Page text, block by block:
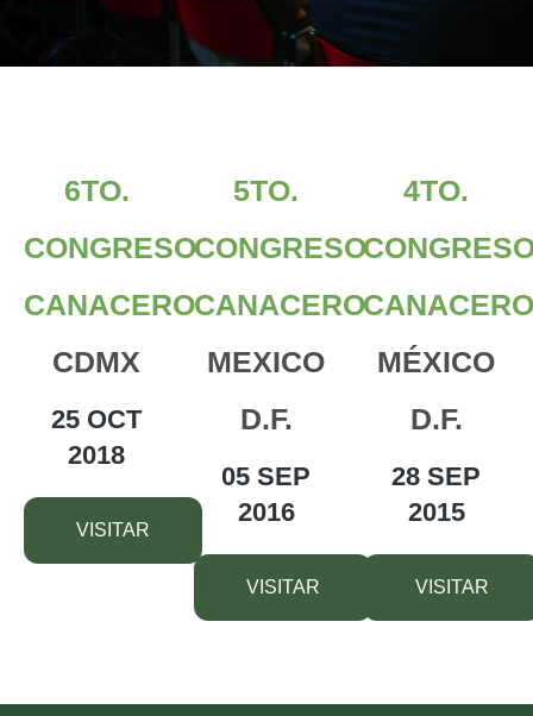
6TO.
CONGRESO
CANACERO
CDMX
25 OCT
2018
VISITAR
5TO.
CONGRESO
CANACERO
MEXICO
D.F.
05 SEP
2016
VISITAR
4TO.
MÉXICO
D.F.
28 SEP
2015
VISITAR